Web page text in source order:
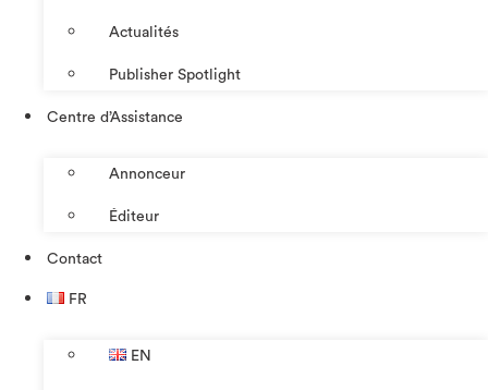
Actualités
Publisher Spotlight
Centre d’Assistance
Annonceur
Éditeur
Contact
FR
EN